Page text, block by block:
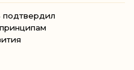
развития